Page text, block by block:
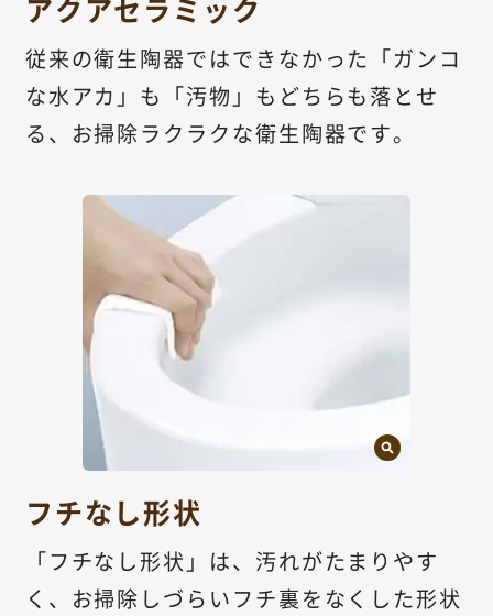
アクアセラミック
従来の衛生陶器ではできなかった「ガンコ
な水アカ」も「汚物」もどちらも落とせ
る、お掃除ラクラクな衛生陶器です。
フチなし形状
「フチなし形状」は、汚れがたまりやす
く、お掃除しづらいフチ裏をなくした形状